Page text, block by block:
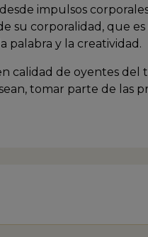
impulsos
su corporalidad, que
palabra y la creatividad.
calidad de oyentes del
tomar parte de las